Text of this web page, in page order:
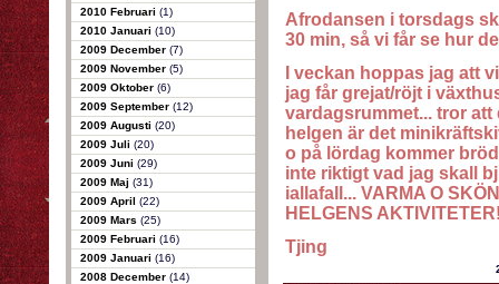
2010 Februari (1)
2010 Januari (10)
2009 December (7)
2009 November (5)
2009 Oktober (6)
2009 September (12)
2009 Augusti (20)
2009 Juli (20)
2009 Juni (29)
2009 Maj (31)
2009 April (22)
2009 Mars (25)
2009 Februari (16)
2009 Januari (16)
2008 December (14)
Afrodansen i torsdags
30 min, så vi får se hur
I veckan hoppas jag att
jag får grejat/röjt i
vardagsrummet... tror
helgen är det
o på lördag kommer
inte riktigt vad jag skall
iallafall... VARMA O
HELGENS
Tjing